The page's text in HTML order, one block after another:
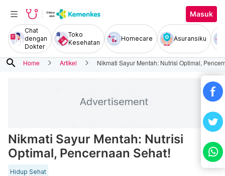
Masuk
Chat
dengan
Dokter
Toko
Kesehatan
Homecare Asuransiku
search Home Artikel Nikmati Sayur Mentah: Nutrisi Optimal,
Nikmati Sayur Mentah: Nutrisi
Optimal, Pencernaan Sehat!
Hidup Sehat